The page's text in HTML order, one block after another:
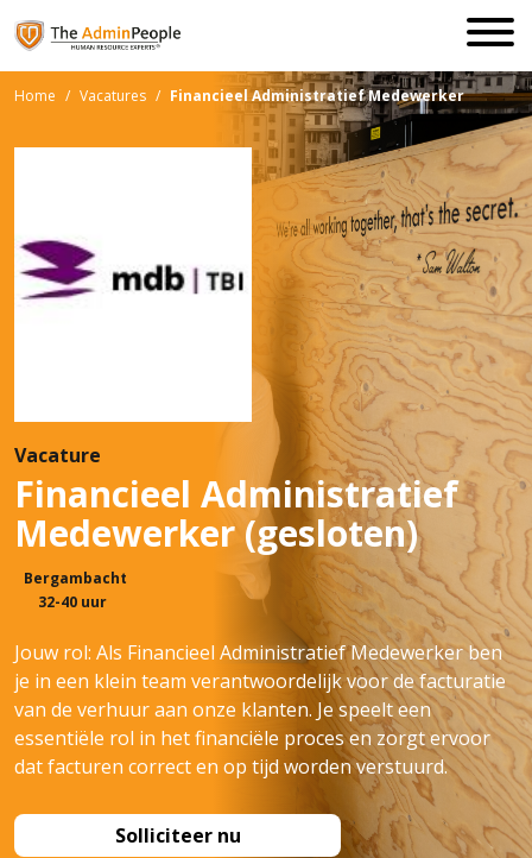
Home / Vacatures / Financieel Administratief Medewerker
Vacature
Financieel Administratief
Medewerker (gesloten)
Bergambacht
32-40 uur
Jouw rol: Als Financieel Administratief Medewerker ben
je in een klein team verantwoordelijk voor de facturatie
van de verhuur aan onze klanten. Je speelt een
essentiële rol in het financiële proces en zorgt ervoor
dat facturen correct en op tijd worden verstuurd.
Solliciteer nu